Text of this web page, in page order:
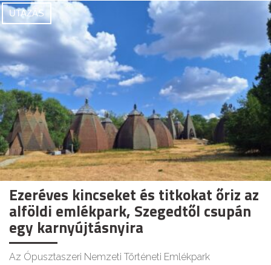
UTAZÁS
Ezeréves kincseket és titkokat őriz az
alföldi emlékpark, Szegedtől csupán
egy karnyújtásnyira
Az Ópusztaszeri Nemzeti Történeti Emlékpark